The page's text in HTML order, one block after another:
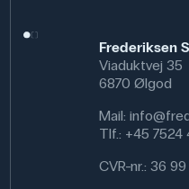
Frederiksen
Viaduktvej 35
6870 Ølgod
Mail:
Tlf.: +45 7524
CVR-nr.: 36 99